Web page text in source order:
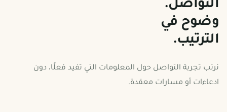
التواصل.
وضوح في
الترتيب.
نرتب تجربة التواصل حول المعلومات التي تفيد فعلًا، دون
ادعاءات أو مسارات معقدة.